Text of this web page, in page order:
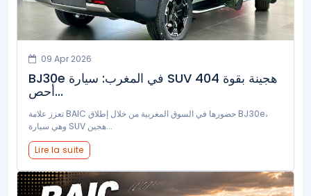
09 Apr 2026
BJ30e في المغرب: سيارة SUV هجينة بقوة 404
أحص...
تعزز علامة BAIC حضورها في السوق المغربية من خلال إطلاق BJ30e،
وهي سيارة SUV هجين...
Lire la suite